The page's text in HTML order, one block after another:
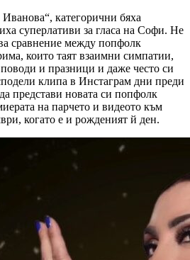
категорични бяха
суперлативи за гласа на Софи. Не
сравнение между попфолк
които таят взаимни симпатии,
и празници и даже често си
клипа в Инстаграм дни преди
представи новата си попфолк
на парчето и видеото към
когато е и рожденият й ден.